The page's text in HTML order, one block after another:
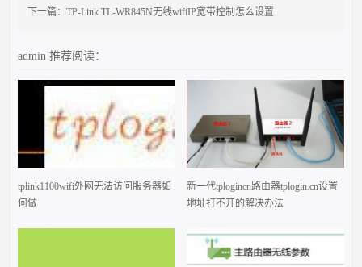
下一篇：TP-Link TL-WR845N无线wifiIP宽带控制怎么设置
admin推荐阅读：
tplink1100wifi外网无法访问服务器如
何做
新一代tplogincn路由器tplogin.cn设置
地址打不开的解决办法